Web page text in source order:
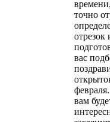
точно
отрезок
вас
вам